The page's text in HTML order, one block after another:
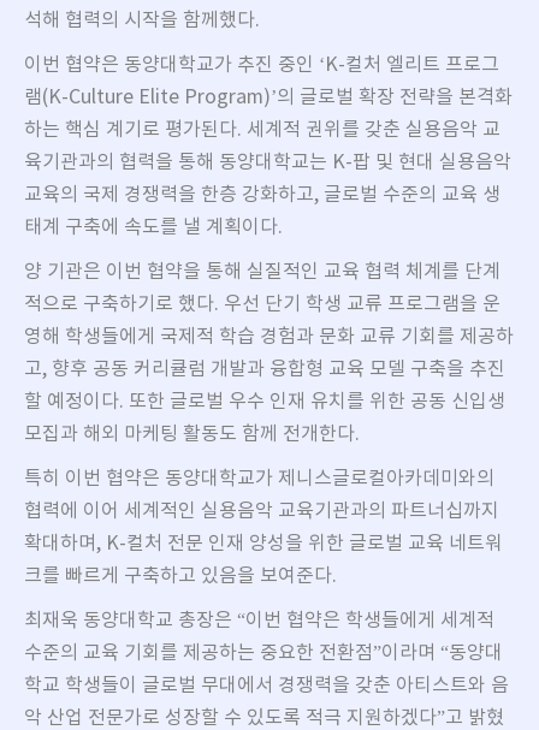
석해 협력의 시작을 함께했다.
이번 협약은 동양대학교가 추진 중인 ‘K-컬처 엘리트 프로그
램(K-Culture Elite Program)’의 글로벌 확장 전략을 본격화
하는 핵심 계기로 평가된다. 세계적 권위를 갖춘 실용음악 교
육기관과의 협력을 통해 동양대학교는 K-팝 및 현대 실용음악
교육의 국제 경쟁력을 한층 강화하고, 글로벌 수준의 교육 생
태계 구축에 속도를 낼 계획이다.
양 기관은 이번 협약을 통해 실질적인 교육 협력 체계를 단계
적으로 구축하기로 했다. 우선 단기 학생 교류 프로그램을 운
영해 학생들에게 국제적 학습 경험과 문화 교류 기회를 제공하
고, 향후 공동 커리큘럼 개발과 융합형 교육 모델 구축을 추진
할 예정이다. 또한 글로벌 우수 인재 유치를 위한 공동 신입생
모집과 해외 마케팅 활동도 함께 전개한다.
특히 이번 협약은 동양대학교가 제니스글로컬아카데미와의
협력에 이어 세계적인 실용음악 교육기관과의 파트너십까지
확대하며, K-컬처 전문 인재 양성을 위한 글로벌 교육 네트워
크를 빠르게 구축하고 있음을 보여준다.
최재욱 동양대학교 총장은 “이번 협약은 학생들에게 세계적
수준의 교육 기회를 제공하는 중요한 전환점”이라며 “동양대
학교 학생들이 글로벌 무대에서 경쟁력을 갖춘 아티스트와 음
악 산업 전문가로 성장할 수 있도록 적극 지원하겠다”고 밝혔